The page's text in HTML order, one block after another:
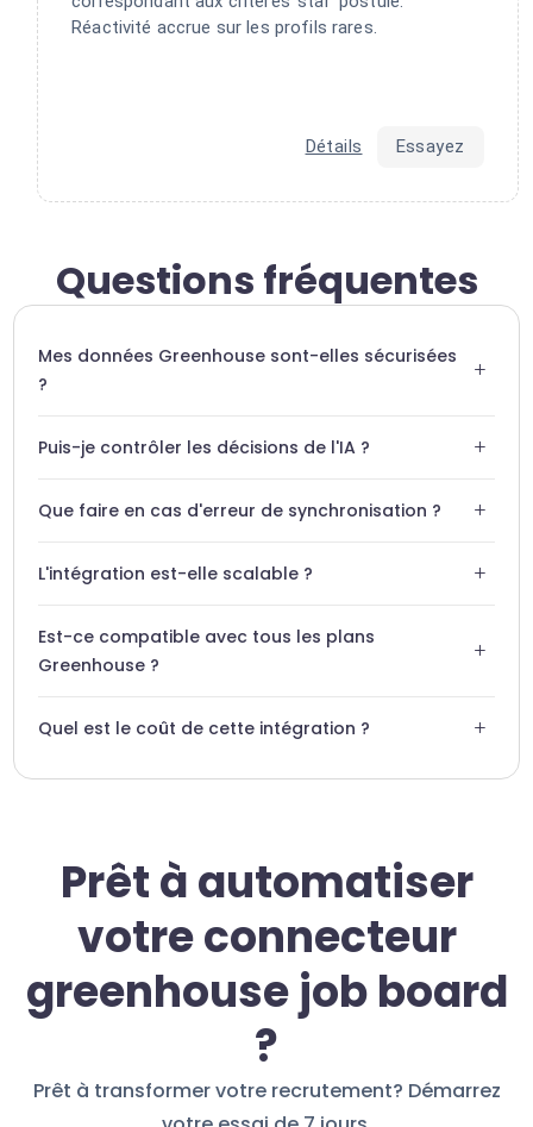
Réactivité accrue sur les profils rares.
Détails Essayez
Questions fréquentes
Mes données Greenhouse sont-elles sécurisées
?
+
aux standards de l'industrie pour garantir la confidentialité
Puis-je contrôler les décisions de l'IA ? +
un assistant qui propose, et vous validez.
Que faire en cas d'erreur de synchronisation ? +
propose des outils de débogage simples.
L'intégration est-elle scalable ? +
candidatures sans ralentir vos processus.
Est-ce compatible avec tous les plans
Greenhouse ?
+
disponible sur la majorité des plans Greenhouse.
Quel est le coût de cette intégration ? +
Prêt à automatiser
votre connecteur
greenhouse job board
?
Prêt à transformer votre recrutement? Démarrez